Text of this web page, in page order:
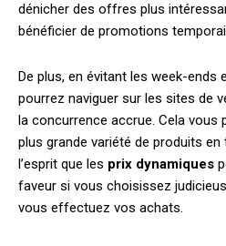
dénicher des offres plus
bénéficier de promotions
De plus, en évitant les week-ends
pourrez naviguer sur les sites de
la concurrence accrue. Cela vous
plus grande variété de produits
l’esprit que les prix dynamiques
faveur si vous choisissez
vous effectuez vos achats.